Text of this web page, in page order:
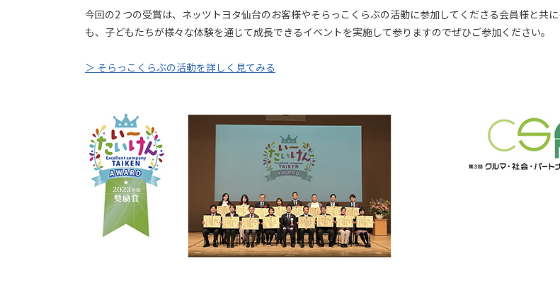
今回の2 つの受賞は、ネッツトヨタ仙台のお客様やそらっこくらぶの活動に参加してくださる会員様と共
も、子どもたちが様々な体験を通じて成⾧できるイベントを実施して参りますのでぜひご参加ください。
＞ そらっこくらぶの活動を詳しく見てみる